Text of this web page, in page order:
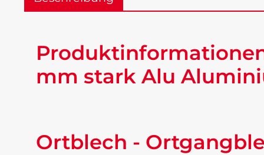
mm stark Alu
Ortblech -